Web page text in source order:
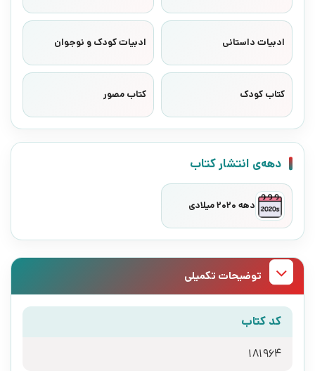
ادبیات داستانی ادبیات کودک و نوجوان
کتاب کودک کتاب مصور
دهه‌ی انتشار کتاب
دهه 2020 میلادی
توضیحات تکمیلی
کد کتاب
181964